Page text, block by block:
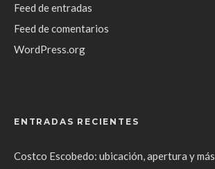
Feed de entradas
Feed de comentarios
WordPress.org
ENTRADAS RECIENTES
Costco Escobedo: ubicación, apertura y más